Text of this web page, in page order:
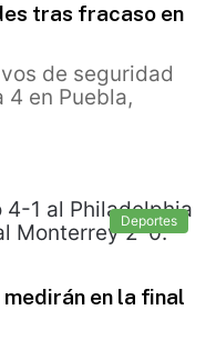
tras fracaso en
de seguridad
4 en Puebla,
Deportes
en la final